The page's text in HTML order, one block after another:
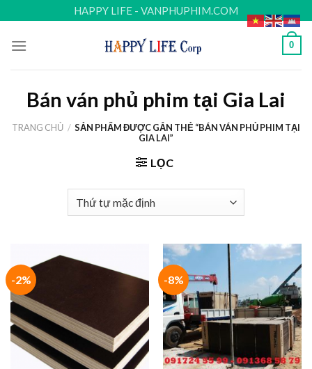
to
content
HAPPY LIFE - VANPHUPHIM.COM
0
Bán ván phủ phim tại Gia Lai
TRANG CHỦ / SẢN PHẨM ĐƯỢC GẮN THẺ “BÁN VÁN PHỦ PHIM TẠI
GIA LAI”
LỌC
-2% -8%